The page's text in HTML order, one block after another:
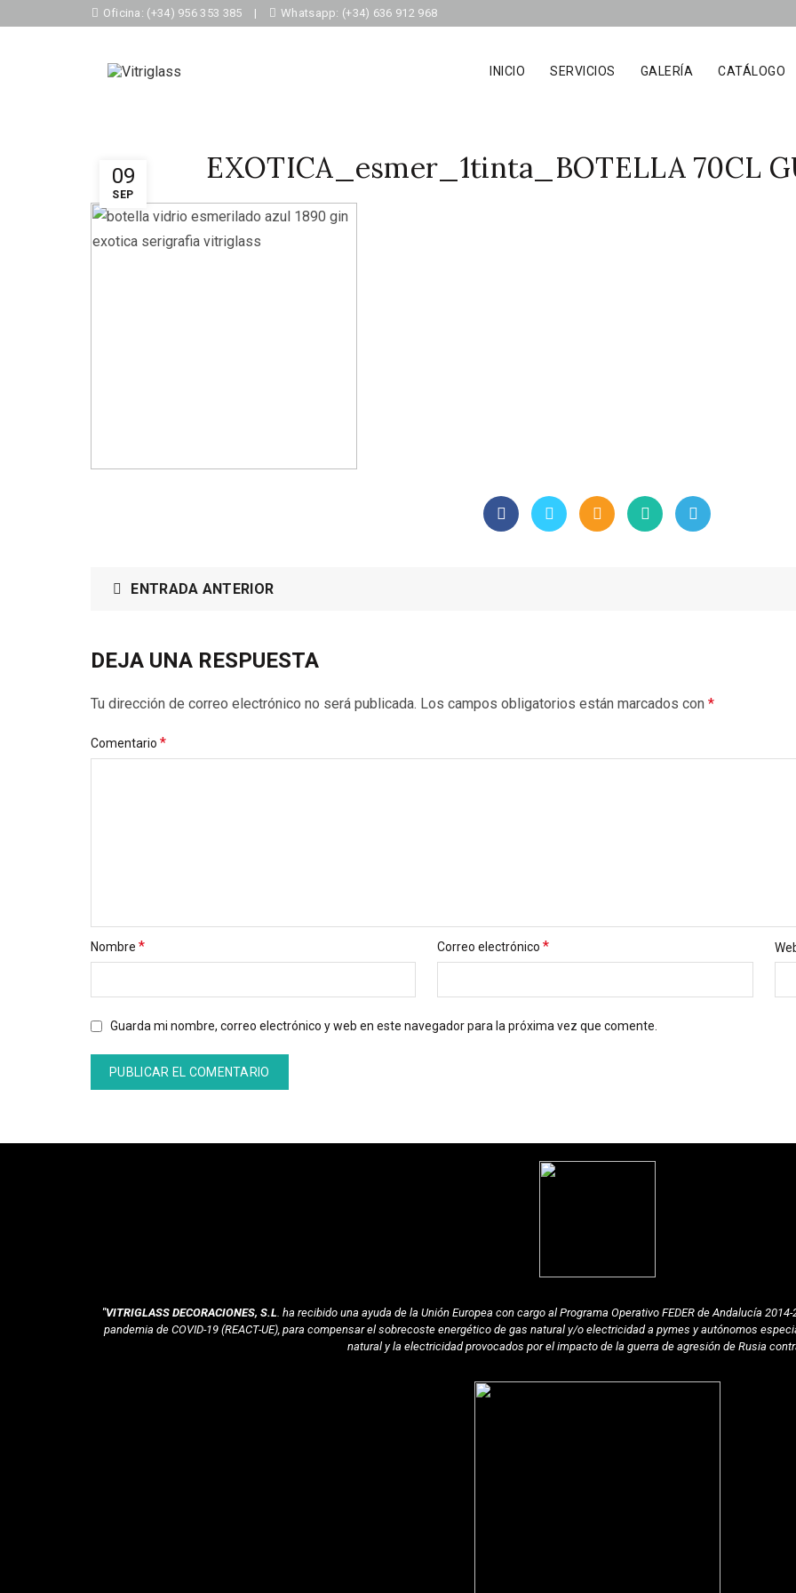
Oficina: (+34) 956 353 385 | Whatsapp: (+34) 636 912 968
INICIO SERVICIOS GALERÍA CATÁLOGO
09
SEP
EXOTICA_esmer_1tinta_BOTELLA 70CL
ENTRADA ANTERIOR
DEJA UNA RESPUESTA
Tu dirección de correo electrónico no será publicada. Los campos obligatorios están marcados con *
Comentario *
Nombre * Correo electrónico*
Guarda mi nombre, correo electrónico y web en este navegador para la próxima vez que comente.
"VITRIGLASS DECORACIONES, S.L. ha recibido una ayuda de la Unión Europea con cargo al Programa Operativo FEDER de Andalucía
pandemia de COVID-19 (REACT-UE), para compensar el sobrecoste energético de gas natural y/o electricidad a pymes y autónomos
natural y la electricidad provocados por el impacto de la guerra de agresión de Rusia